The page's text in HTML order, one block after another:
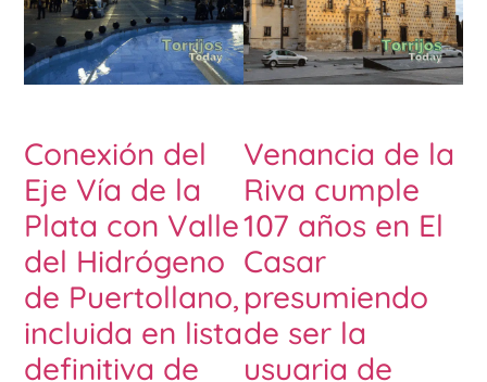
Conexión del
Eje Vía de la
Plata con Valle
del Hidrógeno
de Puertollano,
incluida en lista
definitiva de
Venancia de la
Riva cumple
107 años en El
Casar
presumiendo
de ser la
usuaria de